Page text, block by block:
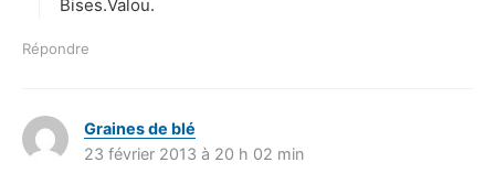
Bises.Valou.
Répondre
Graines de blé
23 février 2013 à 20 h 02 min